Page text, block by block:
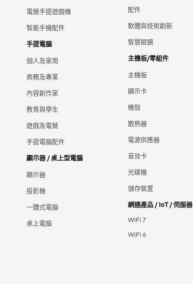
電競手提遊戲機
智能手機配件
手提電腦
個人及家用
商務及專業
內容創作家
教育與學生
遊戲及電競
手提電腦配件
顯示器 / 桌上型電腦
顯示器
投影機
一體式電腦
桌上電腦
配件
軟體與技術創新
智慧眼鏡
主機板/零組件
主機板
顯示卡
機殼
散熱器
電源供應器
音效卡
光碟機
儲存裝置
網通產品 / IoT / 伺服器
WiFi 7
WiFi 6